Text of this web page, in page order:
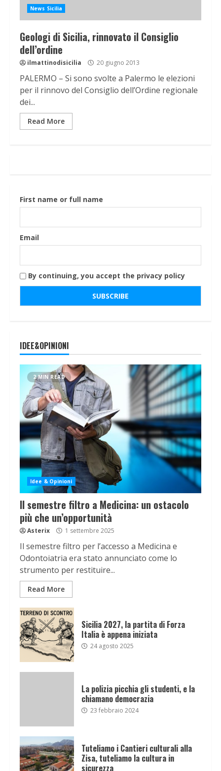
News Sicilia
Geologi di Sicilia, rinnovato il Consiglio
dell’ordine
ilmattinodisicilia 20 giugno 2013
PALERMO – Si sono svolte a Palermo le elezioni
per il rinnovo del Consiglio dell’Ordine regionale
dei...
Read More
First name or full name
Email
By continuing, you accept the privacy policy
IDEE&OPINIONI
2 MIN READ
Idee & Opinioni
Il semestre filtro a Medicina: un ostacolo
più che un’opportunità
Asterix 1 settembre 2025
Il semestre filtro per l’accesso a Medicina e
Odontoiatria era stato annunciato come lo
strumento per restituire...
Read More
Sicilia 2027, la partita di Forza
Italia è appena iniziata
24 agosto 2025
La polizia picchia gli studenti, e la
chiamano democrazia
23 febbraio 2024
Tuteliamo i Cantieri culturali alla
Zisa, tuteliamo la cultura in
sicurezza